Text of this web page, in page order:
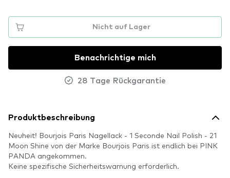
Nicht auf Lager
Benachrichtige mich
28 Tage Rückgarantie
Produktbeschreibung
Neuheit! Bourjois Paris Nagellack - 1 Seconde Nail Polish - 21
Moon Shine von der Marke Bourjois Paris ist endlich bei PINK
PANDA angekommen.
Keine spezifische Sicherheitswarnung erforderlich.